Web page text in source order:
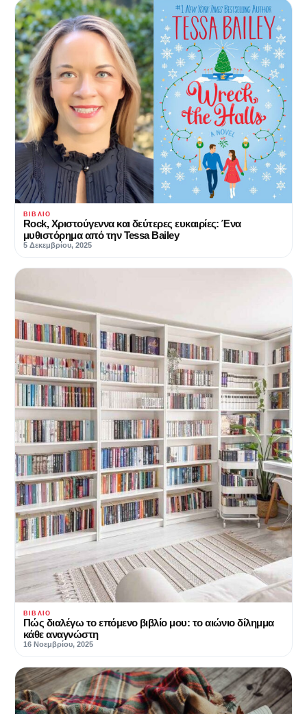
ΒΙΒΛΊΟ
Rock, Χριστούγεννα και δεύτερες ευκαιρίες: Ένα
μυθιστόρημα από την Tessa Bailey
5 Δεκεμβρίου, 2025
ΒΙΒΛΊΟ
Πώς διαλέγω το επόμενο βιβλίο μου: το αιώνιο δίλημμα
κάθε αναγνώστη
16 Νοεμβρίου, 2025